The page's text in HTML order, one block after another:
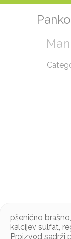
pšenično
kalcijev sulfat,
Proizvod sadrži